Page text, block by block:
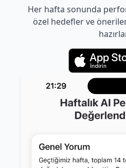
Her hafta sonunda
özel hedefler ve